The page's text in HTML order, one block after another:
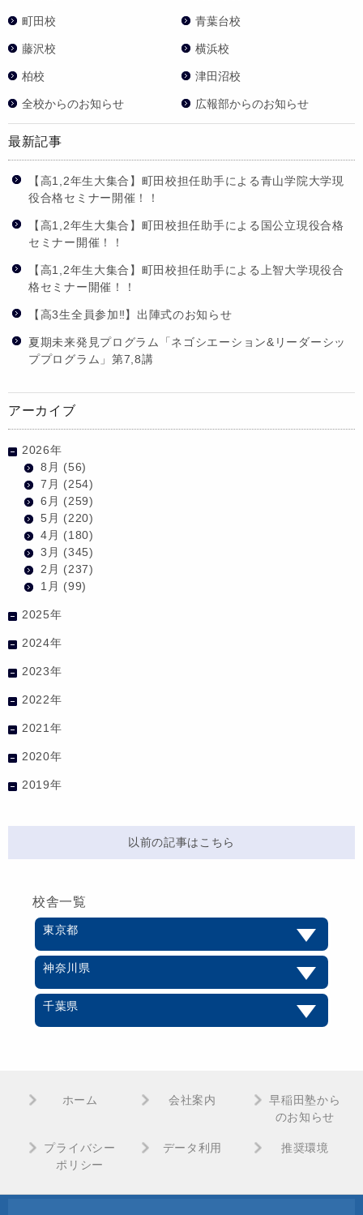
町田校 青葉台校
藤沢校 横浜校
柏校 津田沼校
全校からのお知らせ 広報部からのお知らせ
最新記事
【高1,2年生大集合】町田校担任助手による青山学院大学現
役合格セミナー開催！！
【高1,2年生大集合】町田校担任助手による国公立現役合格
セミナー開催！！
【高1,2年生大集合】町田校担任助手による上智大学現役合
格セミナー開催！！
【高3生全員参加‼】出陣式のお知らせ
夏期未来発見プログラム「ネゴシエーション&リーダーシッ
ププログラム」第7,8講
アーカイブ
2026年
8月 (56)
7月 (254)
6月 (259)
5月 (220)
4月 (180)
3月 (345)
2月 (237)
1月 (99)
2025年
2024年
2023年
2022年
2021年
2020年
2019年
以前の記事はこちら
校舎一覧
東京都
神奈川県
千葉県
ホーム 会社案内
早稲田塾から
のお知らせ
プライバシー
ポリシー
データ利用 推奨環境